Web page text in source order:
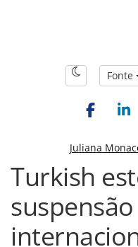
Fonte
Juliana
Turkish